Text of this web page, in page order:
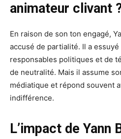
animateur clivant
En raison de son ton engagé,
accusé de partialité. Il a
responsables politiques et de
de neutralité. Mais il assume
médiatique et répond souvent
indifférence.
L’impact de Yann